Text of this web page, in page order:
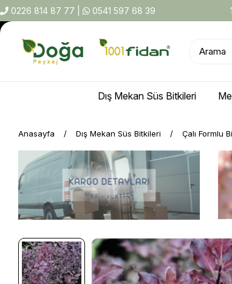
0226 814 87 77 0541 597 68 39
Dış Mekan Süs Bitkileri
Anasayfa Dış Mekan Süs Bitkileri Çalı Formlu